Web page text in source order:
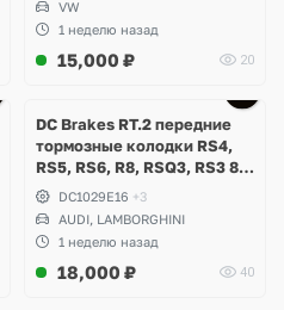
VW
1 неделю назад
15,000 ₽ 20
DC Brakes RT.2 передние
тормозные колодки RS4,
RS5, RS6, R8, RSQ3, RS3 8V
(комплект 8 шт)
DC1029E16 +3
AUDI, LAMBORGHINI
1 неделю назад
18,000 ₽ 40